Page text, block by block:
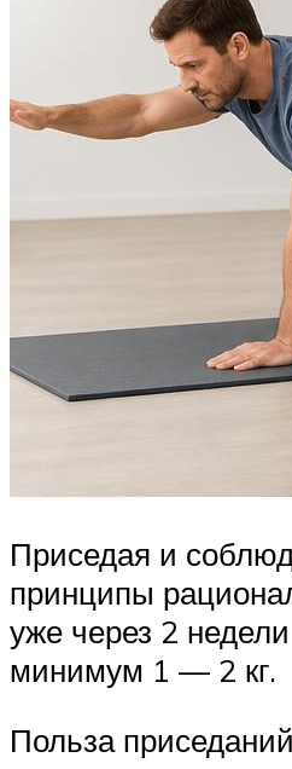
Приседая и
принципы
уже через 2
минимум 1 — 2 кг.
Польза